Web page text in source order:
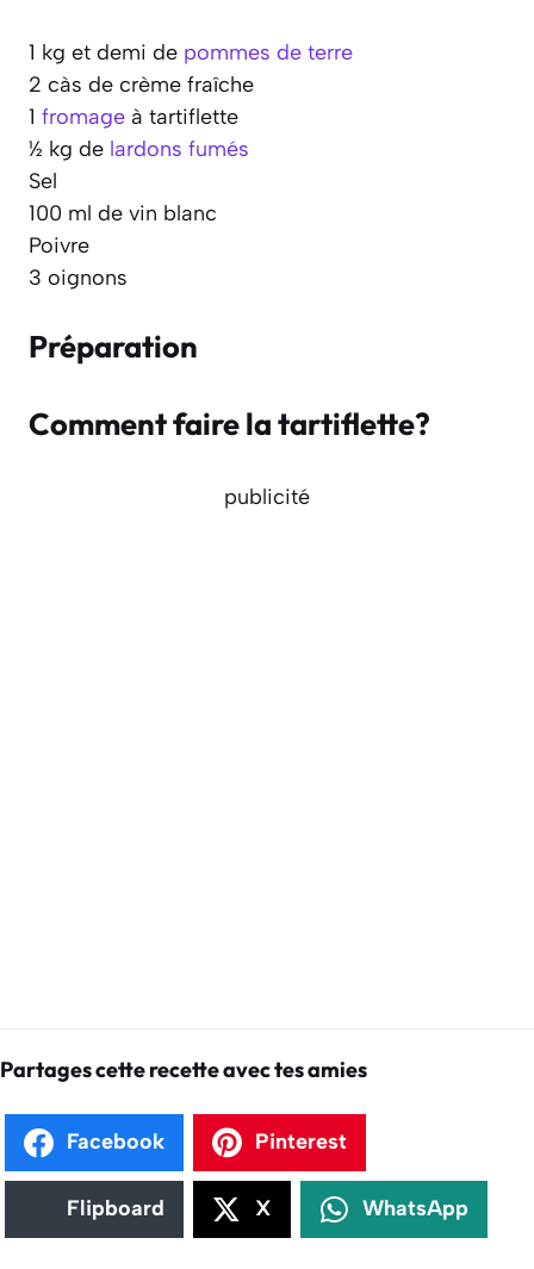
1 kg et demi de pommes de terre
2 càs de crème fraîche
1 fromage à tartiflette
½ kg de lardons fumés
Sel
100 ml de vin blanc
Poivre
3 oignons
Préparation
Comment faire la tartiflette?
publicité
Partages cette recette avec tes amies
Facebook Pinterest
Flipboard X WhatsApp